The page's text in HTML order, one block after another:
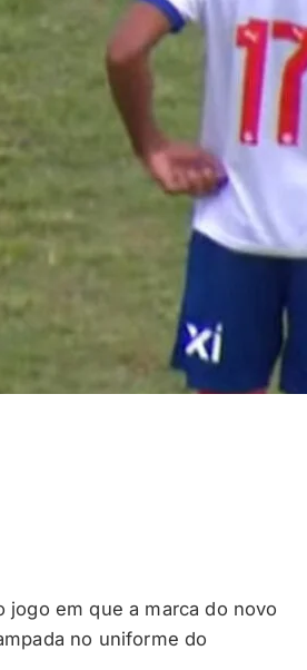
jogo em que a marca do novo
no uniforme do